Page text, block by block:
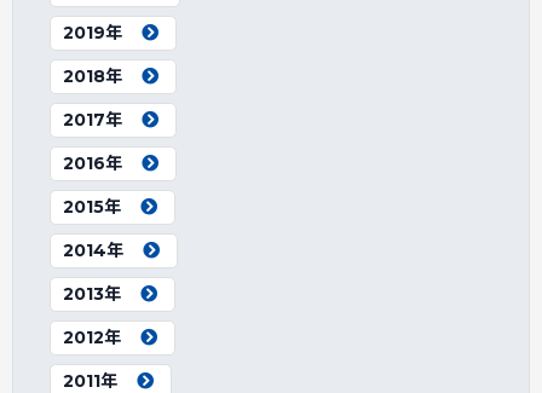
2019年
2018年
2017年
2016年
2015年
2014年
2013年
2012年
2011年